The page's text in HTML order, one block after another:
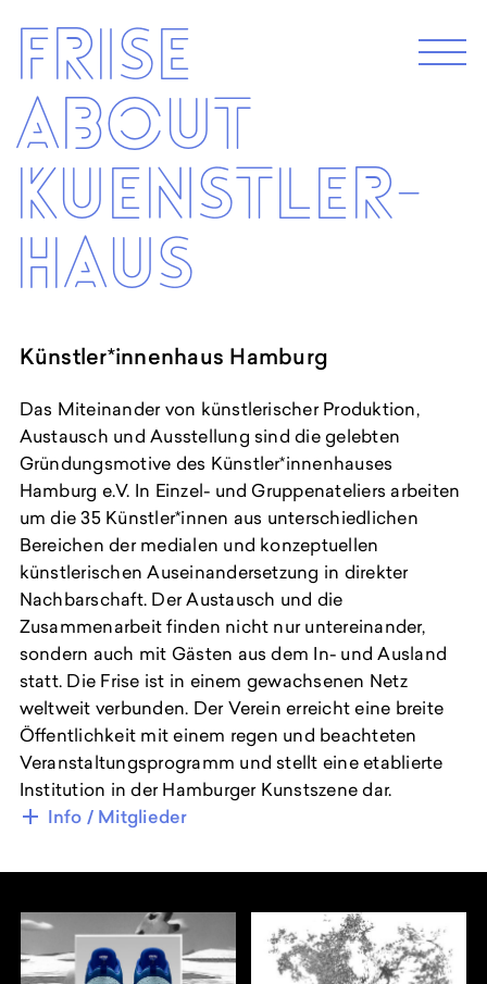
content
M
e
Frise
About
KUENSTLER­­
HAUS
EXHIBITION 2026
Programm 2026
Archive
Abbildungszentrum
Artist in Residence
Frise e.G.
EN
Künstler*innenhaus Hamburg
Das Miteinander von künstlerischer Produktion,
Austausch und Ausstellung sind die gelebten
Gründungsmotive des Künstler*innenhauses
Hamburg e.V. In Einzel- und Gruppenateliers arbeiten
um die 35 Künstler*innen aus unterschiedlichen
Bereichen der medialen und konzeptuellen
künstlerischen Auseinandersetzung in direkter
Nachbarschaft. Der Austausch und die
Zusammenarbeit finden nicht nur untereinander,
sondern auch mit Gästen aus dem In- und Ausland
statt. Die Frise ist in einem gewachsenen Netz
weltweit verbunden. Der Verein erreicht eine breite
Öffentlichkeit mit einem regen und beachteten
Veranstaltungsprogramm und stellt eine etablierte
Institution in der Hamburger Kunstszene dar.
Info / Mitglieder
CARSTEN